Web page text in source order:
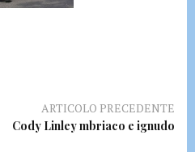
ARTICOLO PRECEDENTE
Cody Linley mbriaco e ignudo